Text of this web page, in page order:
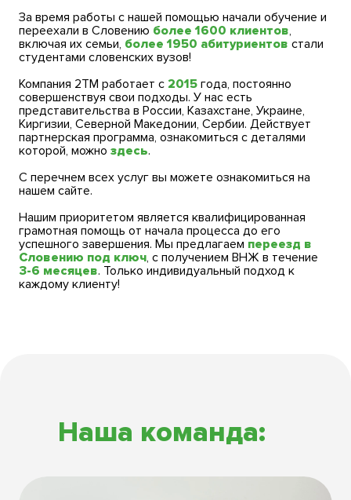
За время работы с нашей помощью начали обучение и
переехали в Словению более 1600 клиентов,
включая их семьи, более 1950 абитуриентов стали
студентами словенских вузов!
Компания 2TM работает с 2015 года, постоянно
совершенствуя свои подходы. У нас есть
представительства в России, Казахстане, Украине,
Киргизии, Северной Македонии, Сербии. Действует
партнерская программа, ознакомиться с деталями
которой, можно здесь.
С перечнем всех услуг вы можете ознакомиться на
нашем сайте.
Нашим приоритетом является квалифицированная
грамотная помощь от начала процесса до его
успешного завершения. Мы предлагаем переезд в
Словению под ключ, с получением ВНЖ в течение
3-6 месяцев. Только индивидуальный подход к
каждому клиенту!
Наша команда: